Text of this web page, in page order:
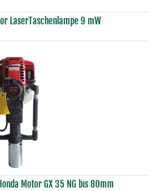
LaserTaschenlampe 9 mW
Motor GX 35 NG bis 80mm